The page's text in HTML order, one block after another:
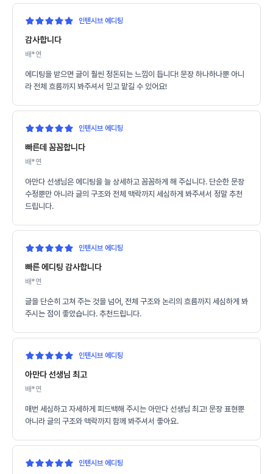
인텐시브 에디팅
감사합니다
배*연
에디팅을 받으면 글이 훨씬 정돈되는 느낌이 듭니다! 문장 하나하나뿐 아니
라 전체 흐름까지 봐주셔서 믿고 맡길 수 있어요!
인텐시브 에디팅
빠른데 꼼꼼합니다
배*연
아만다 선생님은 에디팅을 늘 상세하고 꼼꼼하게 해 주십니다. 단순한 문장
수정뿐만 아니라 글의 구조와 전체 맥락까지 세심하게 봐주셔서 정말 추천
드립니다.
인텐시브 에디팅
빠른 에디팅 감사합니다
배*연
글을 단순히 고쳐 주는 것을 넘어, 전체 구조와 논리의 흐름까지 세심하게 봐
주시는 점이 좋았습니다. 추천드립니다.
인텐시브 에디팅
아만다 선생님 최고
배*연
매번 세심하고 자세하게 피드백해 주시는 아만다 선생님 최고! 문장 표현뿐
아니라 글의 구조와 맥락까지 함께 봐주셔서 좋아요.
인텐시브 에디팅